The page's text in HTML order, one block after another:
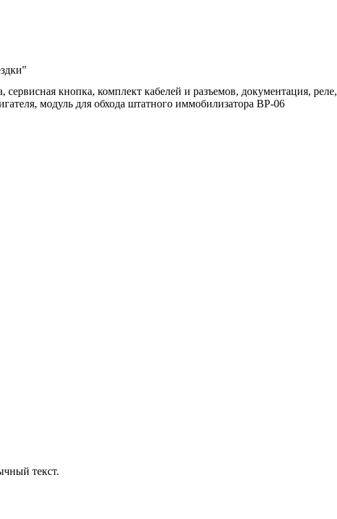
сервисная кнопка, комплект кабелей и разъемов, документация,
модуль для обхода штатного иммобилизатора BP-06
текст.